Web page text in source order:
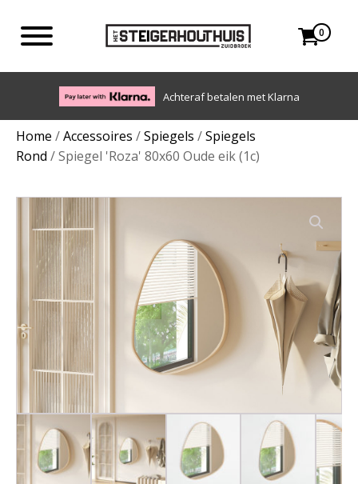
0
Eigen bezorgdienst in NL en BE. Afhalen ook mogelijk.
Home /Accessoires /Spiegels /Spiegels
Rond / Spiegel 'Roza' 80x60 Oude eik (1c)